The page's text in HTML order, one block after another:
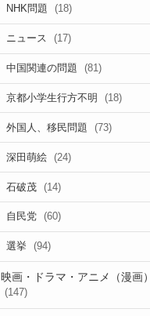
NHK問題 (18)
ニュース (17)
中国関連の問題 (81)
京都小学生行方不明 (18)
外国人、移民問題 (73)
深田萌絵 (24)
石破茂 (14)
自民党 (60)
選挙 (94)
映画・ドラマ・アニメ（漫画
(147)